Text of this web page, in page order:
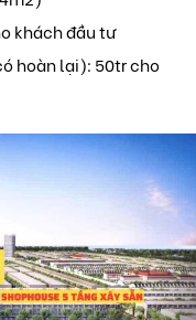
khách đầu tư
hoàn lại): 50tr cho